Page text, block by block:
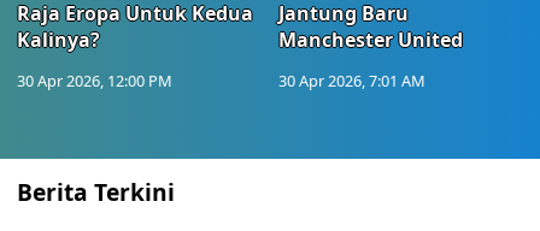
Raja Eropa Untuk Kedua
Kalinya?
30 Apr 2026, 12:00 PM
Jantung Baru
Manchester United
30 Apr 2026, 7:01 AM
Berita Terkini